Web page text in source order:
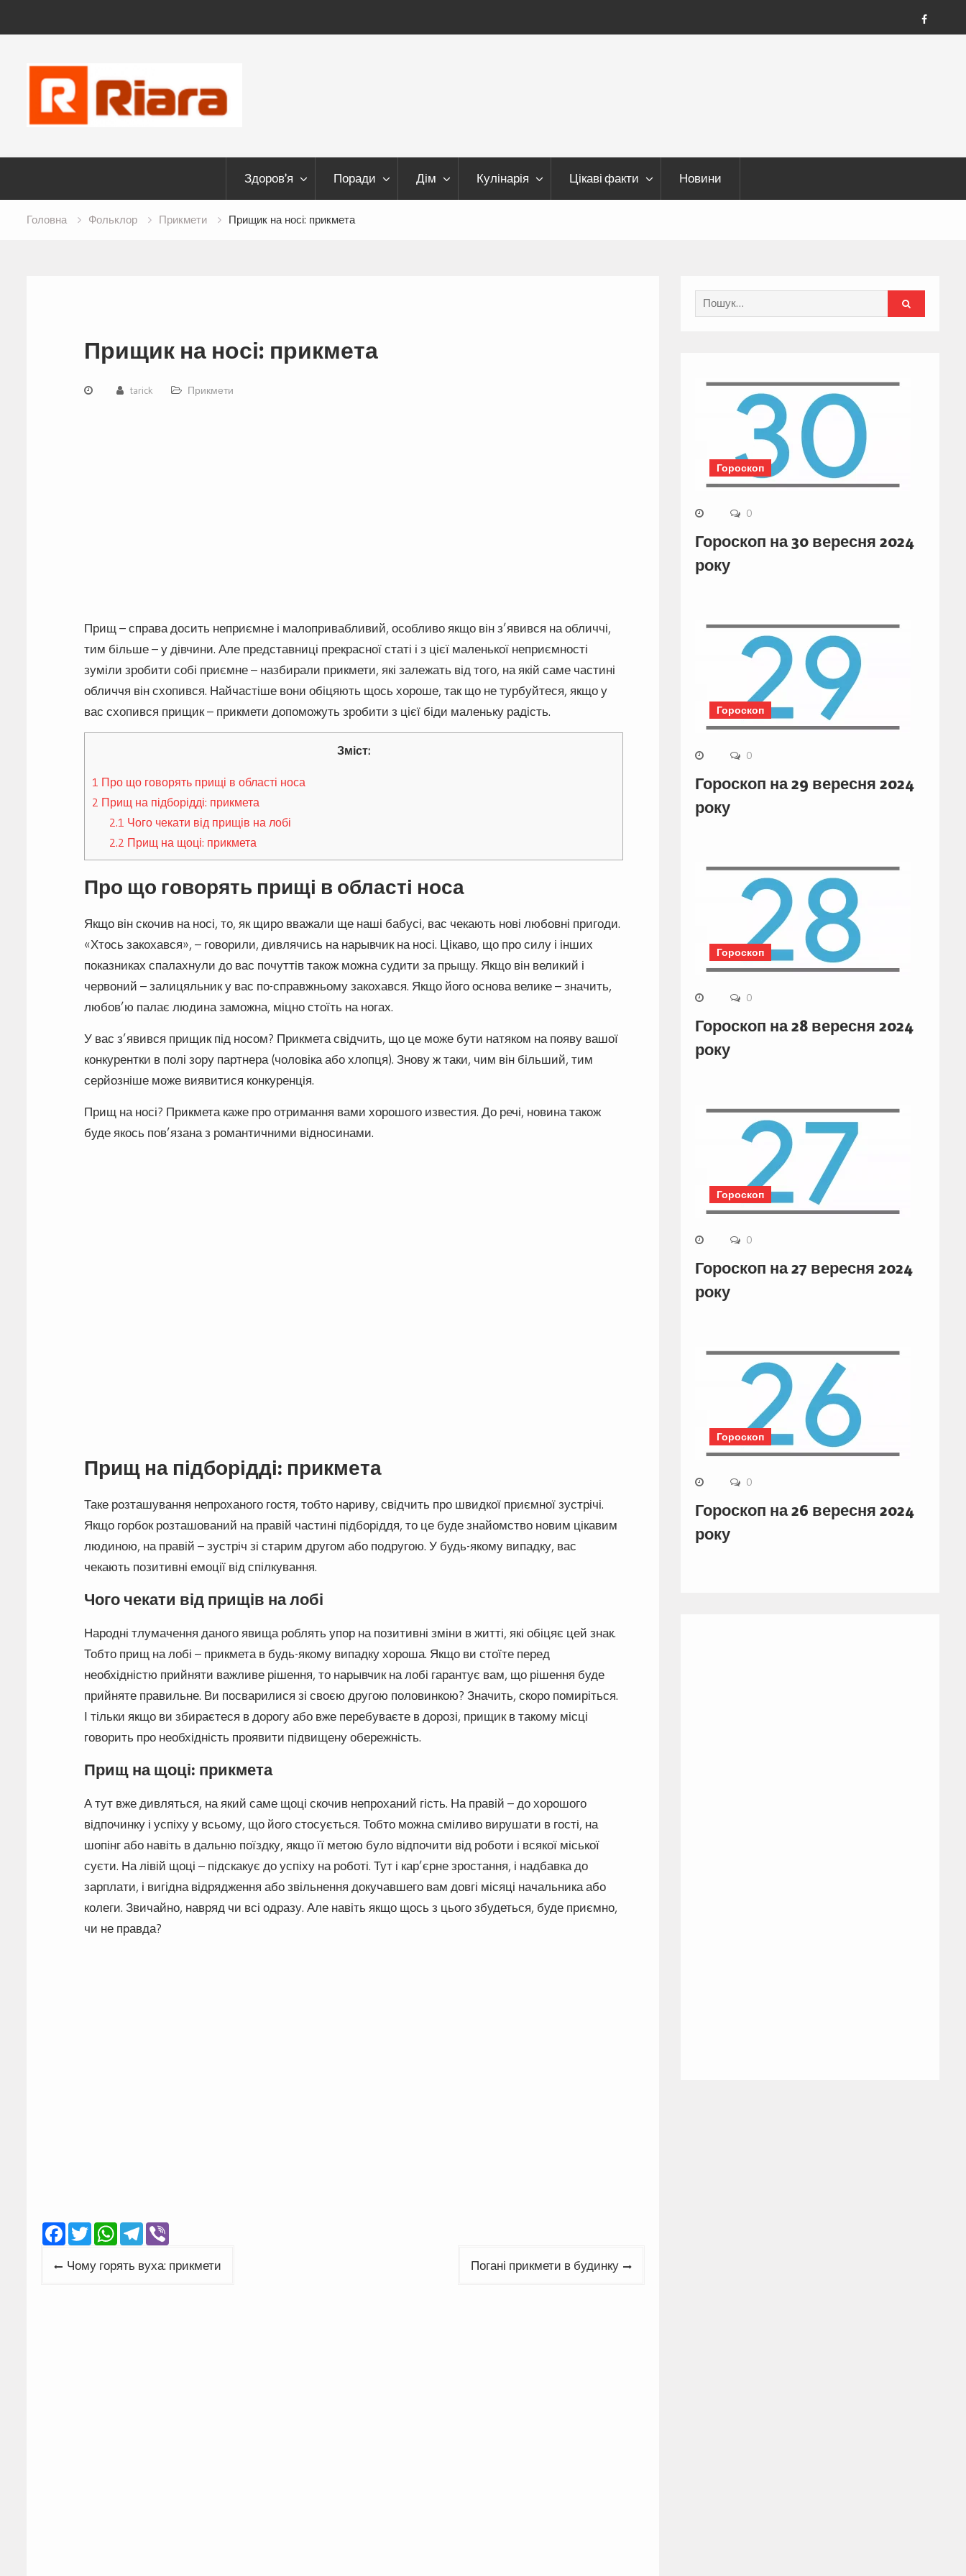
FB
content
Здоров’я Поради Дім Кулінарія Цікаві факти Новини
Головна Фольклор Прикмети Прищик на носі: прикмета
Прищик на носі: прикмета
tarick Прикмети
Прищ – справа досить неприємне і малопривабливий, особливо якщо він з’явився на обличчі,
тим більше – у дівчини. Але представниці прекрасної статі і з цієї маленької неприємності
зуміли зробити собі приємне – назбирали прикмети, які залежать від того, на якій саме частині
обличчя він схопився. Найчастіше вони обіцяють щось хороше, так що не турбуйтеся, якщо у
вас схопився прищик – прикмети допоможуть зробити з цієї біди маленьку радість.
Зміст:
1 Про що говорять прищі в області носа
2 Прищ на підборідді: прикмета
2.1 Чого чекати від прищів на лобі
2.2 Прищ на щоці: прикмета
Про що говорять прищі в області носа
Якщо він скочив на носі, то, як щиро вважали ще наші бабусі, вас чекають нові любовні пригоди.
«Хтось закохався», – говорили, дивлячись на нарывчик на носі. Цікаво, що про силу і інших
показниках спалахнули до вас почуттів також можна судити за прыщу. Якщо він великий і
червоний – залицяльник у вас по-справжньому закохався. Якщо його основа велике – значить,
любов’ю палає людина заможна, міцно стоїть на ногах.
У вас з’явився прищик під носом? Прикмета свідчить, що це може бути натяком на появу вашої
конкурентки в полі зору партнера (чоловіка або хлопця). Знову ж таки, чим він більший, тим
серйозніше може виявитися конкуренція.
Прищ на носі? Прикмета каже про отримання вами хорошого известия. До речі, новина також
буде якось пов’язана з романтичними відносинами.
Прищ на підборідді: прикмета
Таке розташування непроханого гостя, тобто нариву, свідчить про швидкої приємної зустрічі.
Якщо горбок розташований на правій частині підборіддя, то це буде знайомство новим цікавим
людиною, на правій – зустріч зі старим другом або подругою. У будь-якому випадку, вас
чекають позитивні емоції від спілкування.
Чого чекати від прищів на лобі
Народні тлумачення даного явища роблять упор на позитивні зміни в житті, які обіцяє цей знак.
Тобто прищ на лобі – прикмета в будь-якому випадку хороша. Якщо ви стоїте перед
необхідністю прийняти важливе рішення, то нарывчик на лобі гарантує вам, що рішення буде
прийняте правильне. Ви посварилися зі своєю другою половинкою? Значить, скоро помиріться.
І тільки якщо ви збираєтеся в дорогу або вже перебуваєте в дорозі, прищик в такому місці
говорить про необхідність проявити підвищену обережність.
Прищ на щоці: прикмета
А тут вже дивляться, на який саме щоці скочив непроханий гість. На правій – до хорошого
відпочинку і успіху у всьому, що його стосується. Тобто можна сміливо вирушати в гості, на
шопінг або навіть в дальню поїздку, якщо її метою було відпочити від роботи і всякої міської
суєти. На лівій щоці – підскакує до успіху на роботі. Тут і кар’єрне зростання, і надбавка до
зарплати, і вигідна відрядження або звільнення докучавшего вам довгі місяці начальника або
колеги. Звичайно, навряд чи всі одразу. Але навіть якщо щось з цього збудеться, буде приємно,
чи не правда?
Facebook
TwitterWhatsApp
Telegram
Навігація
Чому горять вуха: прикмети Погані прикмети в будинку
Search
for:
Гороскоп
0
Гороскоп на 30 вересня 2024
року
Гороскоп
0
Гороскоп на 29 вересня 2024
року
Гороскоп
0
Гороскоп на 28 вересня 2024
року
Гороскоп
0
Гороскоп на 27 вересня 2024
року
Гороскоп
0
Гороскоп на 26 вересня 2024
року